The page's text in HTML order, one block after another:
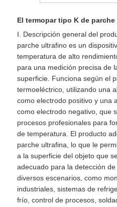
El termopar tipo K de
I. Descripción general del
parche ultrafino es un
temperatura de alto
para una medición precisa de
superficie. Funciona según el
termoeléctrico, utilizando una
como electrodo positivo y una
como electrodo negativo, que
procesos profesionales para
de temperatura. El producto
parche ultrafina, lo que le
a la superficie del objeto que
adecuado para la detección
diversos escenarios, como
industriales, sistemas de
frío, control de procesos,